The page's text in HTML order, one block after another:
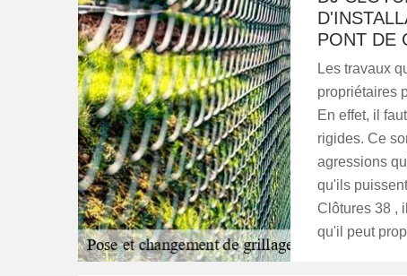
PONT DE
Les travaux
propriétaires
En effet, il
rigides. Ce
agressions
qu'ils
Clôtures 38 ,
qu'il peut